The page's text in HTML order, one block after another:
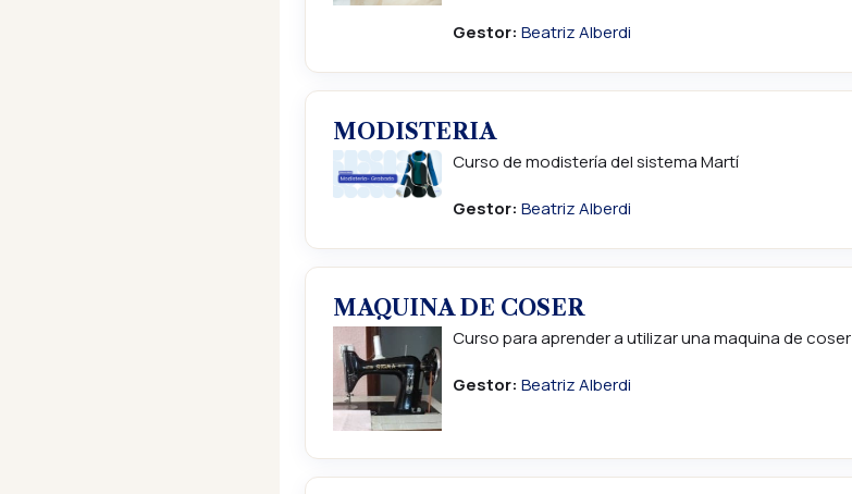
Gestor: Beatriz Alberdi
MODISTERIA
Curso de modistería del sistema Martí
Gestor: Beatriz Alberdi
MAQUINA DE COSER
Curso para aprender a utilizar una maquina de coser
Gestor: Beatriz Alberdi